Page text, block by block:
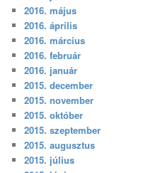
2016. május
2016. április
2016. március
2016. február
2016. január
2015. december
2015. november
2015. október
2015. szeptember
2015. augusztus
2015. július